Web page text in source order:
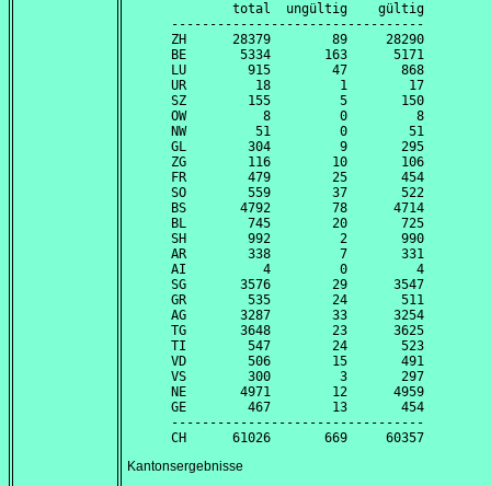
        total  ungültig    gültig
---------------------------------
ZH      28379        89     28290
BE       5334       163      5171
LU        915        47       868
UR         18         1        17
SZ        155         5       150
OW          8         0         8
NW         51         0        51
GL        304         9       295
ZG        116        10       106
FR        479        25       454
SO        559        37       522
BS       4792        78      4714
BL        745        20       725
SH        992         2       990
AR        338         7       331
AI          4         0         4
SG       3576        29      3547
GR        535        24       511
AG       3287        33      3254
TG       3648        23      3625
TI        547        24       523
VD        506        15       491
VS        300         3       297
NE       4971        12      4959
GE        467        13       454
---------------------------------
Kantonsergebnisse